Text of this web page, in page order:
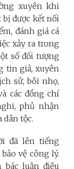
xuyên khi
được kết nối
đánh giá cá
xảy ra trong
số đối tượng
tin giả, xuyên
sử, bôi nhọ,
các đồng chí
phủ nhận
dân tộc.
đã lên tiếng
vệ công lý.
bác luận điệu